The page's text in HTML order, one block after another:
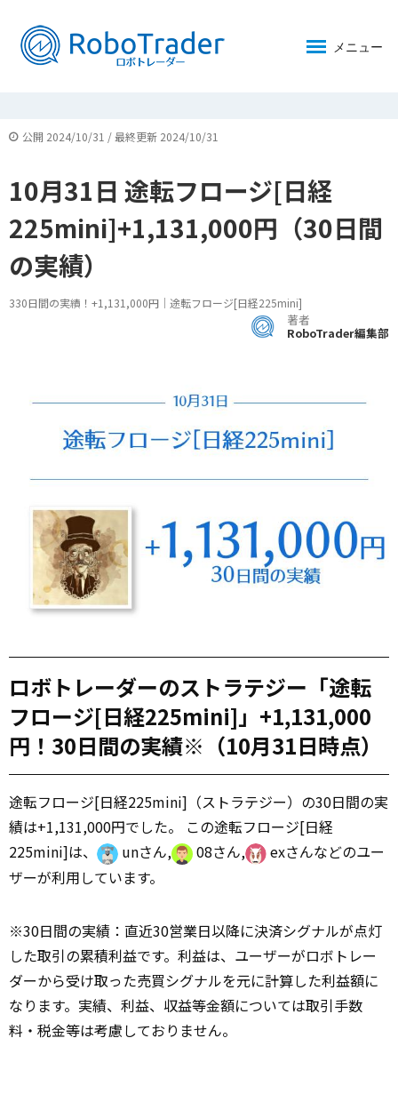
メニュー
公開 2024/10/31 / 最終更新 2024/10/31
10月31日 途転フロージ[日経
225mini]+1,131,000円（30日間
の実績）
330日間の実績！+1,131,000円｜途転フロージ[日経225mini]
著者
RoboTrader編集部
ロボトレーダーのストラテジー「途転
フロージ[日経225mini]」+1,131,000
円！30日間の実績※（10月31日時点）
途転フロージ[日経225mini]（ストラテジー）の30日間の実
績は+1,131,000円でした。 この途転フロージ[日経
225mini]は、
unさん, 08さん,
exさんなどのユー
ザーが利用しています。
※30日間の実績：直近30営業日以降に決済シグナルが点灯
した取引の累積利益です。利益は、ユーザーがロボトレー
ダーから受け取った売買シグナルを元に計算した利益額に
なります。実績、利益、収益等金額については取引手数
料・税金等は考慮しておりません。